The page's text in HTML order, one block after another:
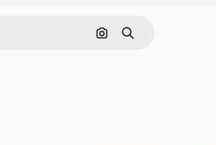
Cerca per immagine
Ricerca